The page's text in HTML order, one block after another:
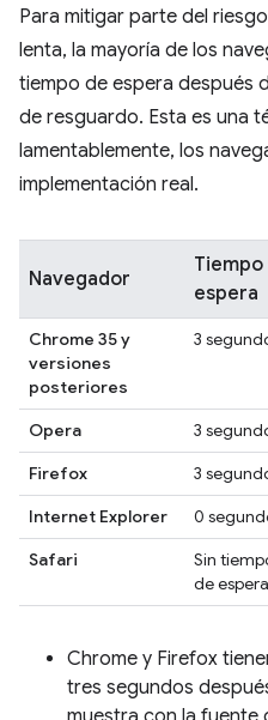
Para mitigar parte del
lenta, la mayoría de los
tiempo de espera después
de resguardo. Esta es una
lamentablemente, los
implementación real.
Navegador
Tiempo
espera
Chrome 35 y
versiones
posteriores
3
Opera 3
Firefox
3
Internet Explorer
0
Safari
Sin
de espera
Chrome y Firefox
tres segundos